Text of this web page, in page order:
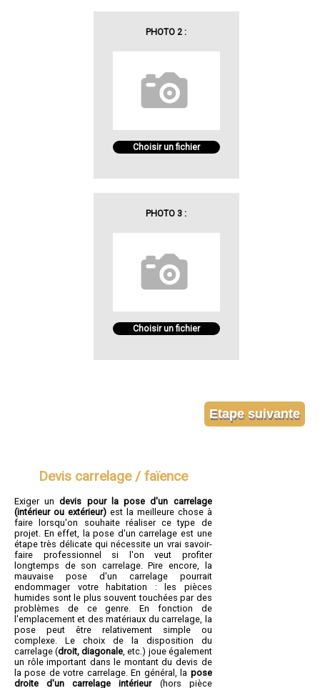
PHOTO 2 :
Choisir un fichier
PHOTO 3 :
Choisir un fichier
Devis carrelage / faïence
Exiger undevis pour la pose d'un carrelage
(intérieur ou extérieur)est la meilleure chose à
faire lorsqu'on souhaite réaliser ce type de
projet. En effet, la pose d'un carrelage est une
étape très délicate qui nécessite un vrai savoir-
faire professionnel si l'on veut profiter
longtemps de son carrelage. Pire encore, la
mauvaise pose d'un carrelage pourrait
endommager votre habitation : les pièces
humides sont le plus souvent touchées par des
problèmes de ce genre. En fonction de
l'emplacement et des matériaux du carrelage, la
pose peut être relativement simple ou
complexe. Le choix de la disposition du
carrelage (droit, diagonale, etc.) joue également
un rôle important dans le montant du devis de
la pose de votre carrelage. En général, la pose
droite d'un carrelage intérieur(hors pièce